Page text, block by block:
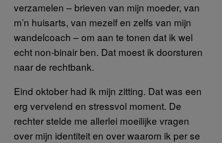
verzamelen – brieven van mijn moeder, van
m’n huisarts, van mezelf en zelfs van mijn
wandelcoach – om aan te tonen dat ik wel
echt non-binair ben. Dat moest ik doorsturen
naar de rechtbank.
Eind oktober had ik mijn zitting. Dat was een
erg vervelend en stressvol moment. De
rechter stelde me allerlei moeilijke vragen
over mijn identiteit en over waarom ik per se